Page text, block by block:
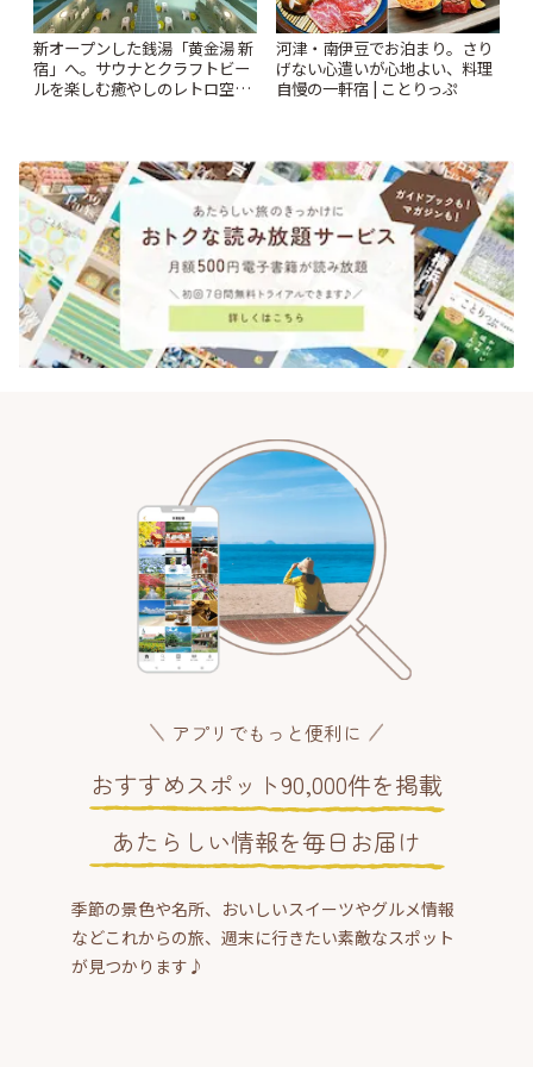
新オープンした銭湯「黄金湯 新
宿」へ。サウナとクラフトビー
ルを楽しむ癒やしのレトロ空間
河津・南伊豆でお泊まり。さり
げない心遣いが心地よい、料理
自慢の一軒宿 | ことりっぷ
アプリでもっと便利に
おすすめスポット90,000件を掲載
あたらしい情報を毎日お届け
季節の景色や名所、おいしいスイーツやグルメ情報
などこれからの旅、週末に行きたい素敵なスポット
が見つかります♪